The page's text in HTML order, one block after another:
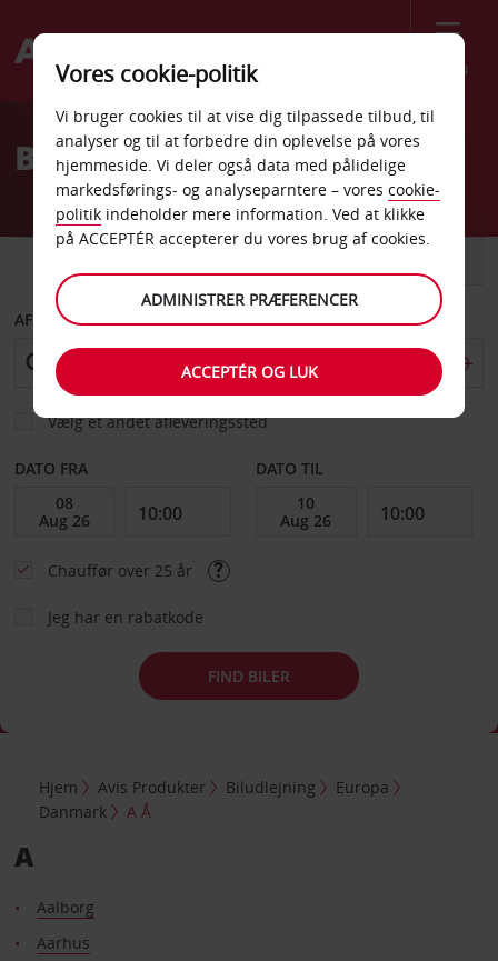
Menu
Welcome
AvisBiludlejning Danmark
AFHENT FRA
Vælg et andet afleveringssted
DATO FRA DATO TIL
Chauffør over 25 år
Jeg har en rabatkode
FIND BILER
Hjem Avis Produkter Biludlejning
Europa
Danmark
A Å
A
Aalborg
Aarhus
Vores cookie-politik
Vi bruger cookies til at vise dig tilpassede tilbud, til
analyser og til at forbedre din oplevelse på vores
hjemmeside. Vi deler også data med pålidelige
markedsførings- og analyseparntere – vores cookie-
politik indeholder mere information. Ved at klikke
på ACCEPTÉR accepterer du vores brug af cookies.
ADMINISTRER PRÆFERENCER
ACCEPTÉR OG LUK